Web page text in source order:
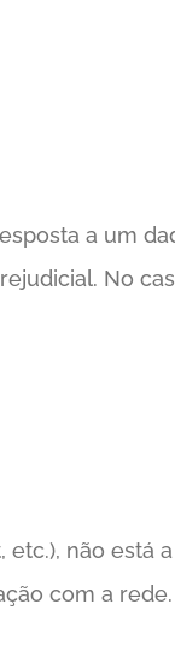
a um
No
não está
com a rede.